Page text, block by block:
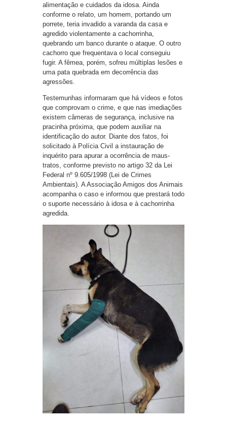
alimentação e cuidados da idosa. Ainda
conforme o relato, um homem, portando um
porrete, teria invadido a varanda da casa e
agredido violentamente a cachorrinha,
quebrando um banco durante o ataque. O outro
cachorro que frequentava o local conseguiu
fugir. A fêmea, porém, sofreu múltiplas lesões e
uma pata quebrada em decorrência das
agressões.
Testemunhas informaram que há vídeos e fotos
que comprovam o crime, e que nas imediações
existem câmeras de segurança, inclusive na
pracinha próxima, que podem auxiliar na
identificação do autor. Diante dos fatos, foi
solicitado à Polícia Civil a instauração de
inquérito para apurar a ocorrência de maus-
tratos, conforme previsto no artigo 32 da Lei
Federal nº 9.605/1998 (Lei de Crimes
Ambientais). A Associação Amigos dos Animais
acompanha o caso e informou que prestará todo
o suporte necessário à idosa e à cachorrinha
agredida.